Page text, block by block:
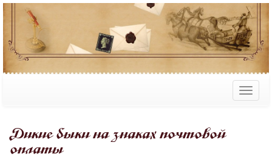
Дикие быки на знаках почтовой
оплаты